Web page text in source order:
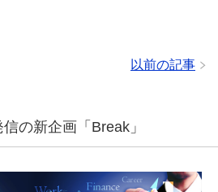
以前の記事
の新企画「Break」